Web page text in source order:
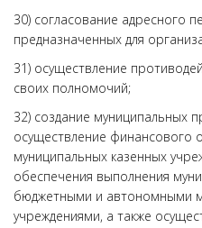
30) согласование адресного
предназначенных для
31) осуществление
своих полномочий;
32) создание муниципальных
осуществление финансового
муниципальных казенных
обеспечения выполнения
бюджетными и автономными
учреждениями, а также